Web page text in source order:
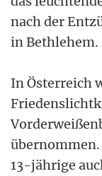
nach der
in Bethlehem.
In Österreich
übernommen.
13-jährige